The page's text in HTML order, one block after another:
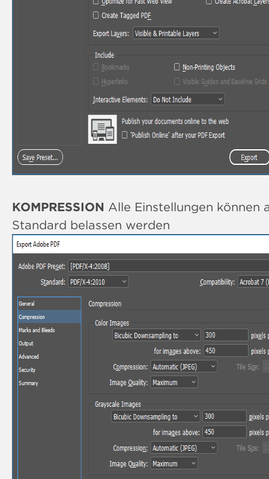
KOMPRESSION Alle Einstellungen können
Standard belassen werden